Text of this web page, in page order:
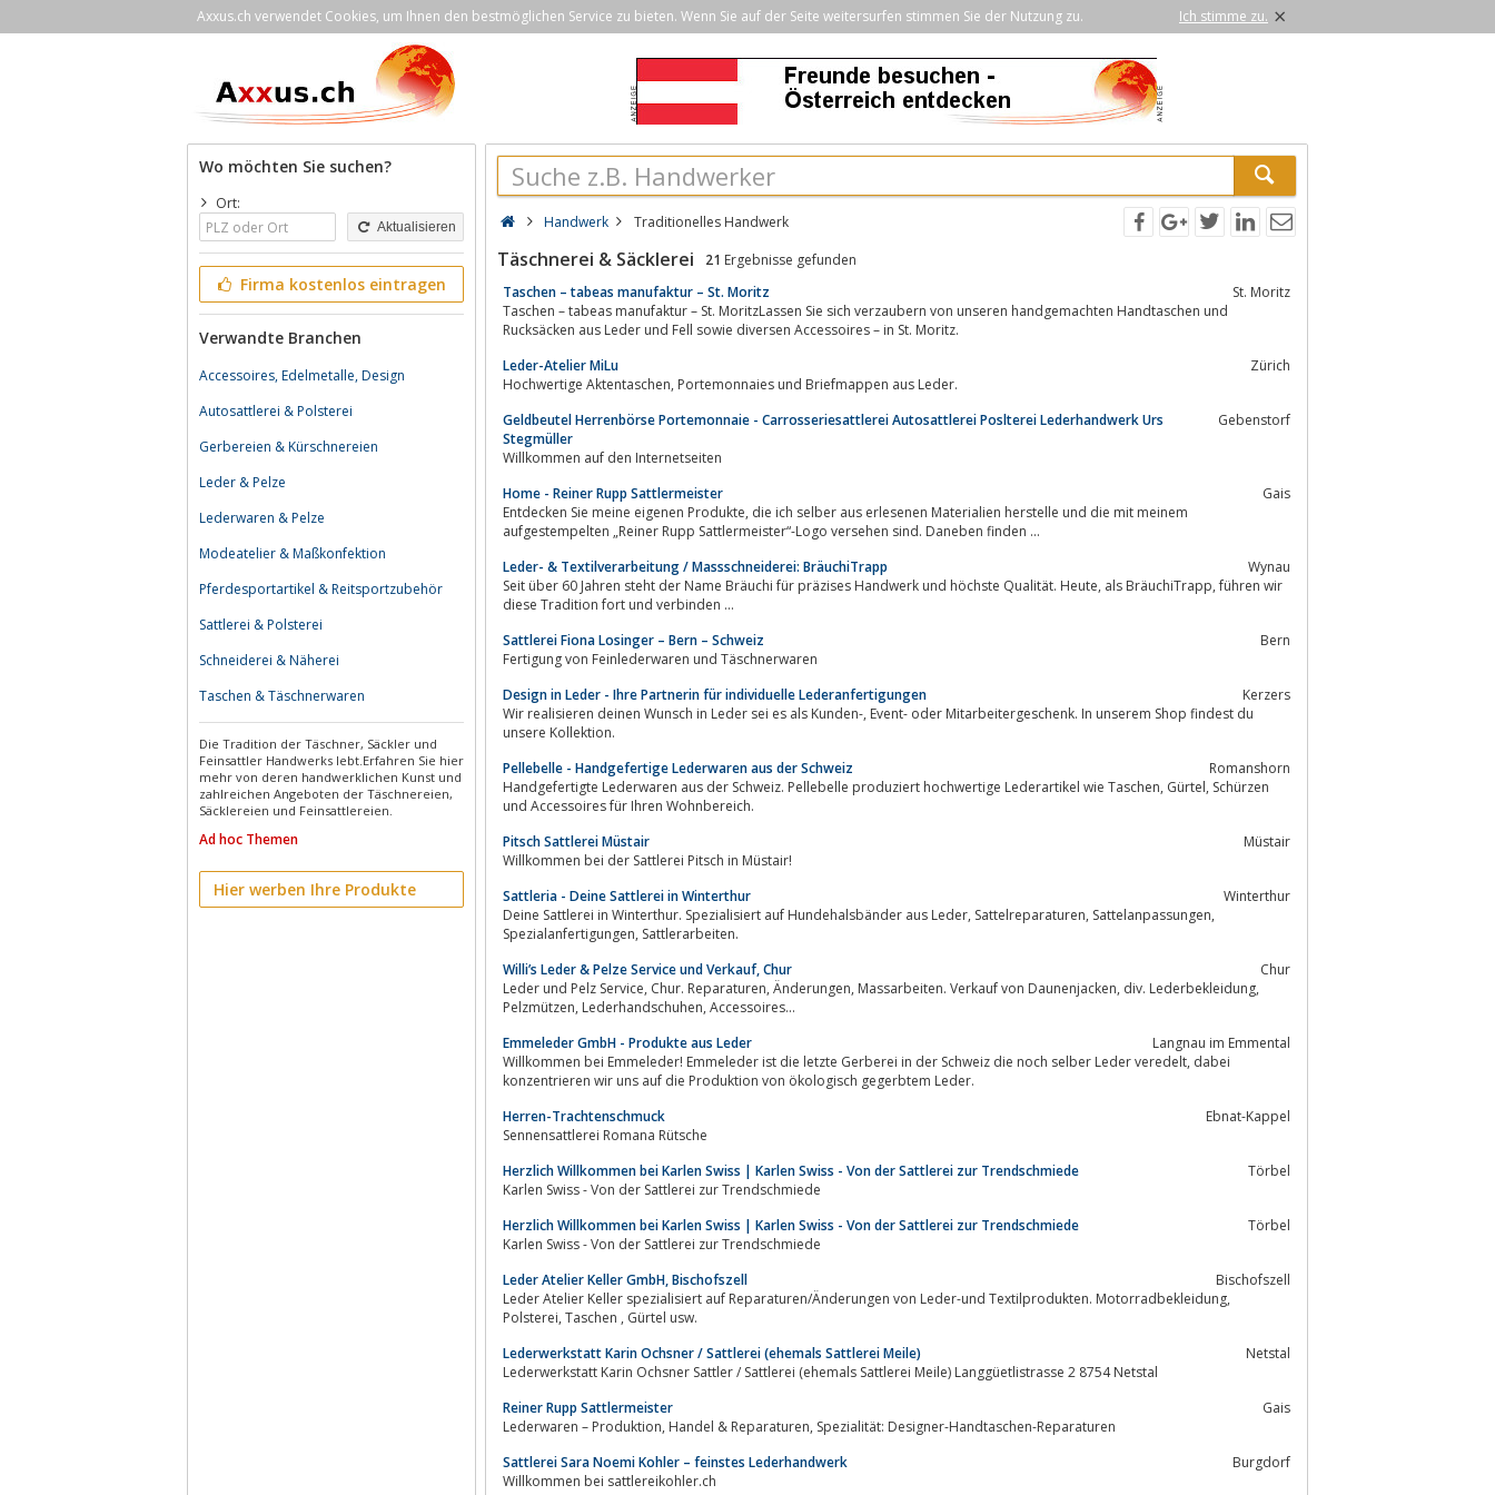
Axxus.ch verwendet Cookies, um Ihnen den bestmöglichen Service zu bieten. Wenn Sie auf der Seite weitersurfen stimmen Sie der Nutzung zu. Ich stimme zu. ×
Wo möchten Sie suchen?
Ort:
Aktualisieren
Firma kostenlos eintragen
Verwandte Branchen
Accessoires, Edelmetalle, Design
Autosattlerei & Polsterei
Gerbereien & Kürschnereien
Leder & Pelze
Lederwaren & Pelze
Modeatelier & Maßkonfektion
Pferdesportartikel & Reitsportzubehör
Sattlerei & Polsterei
Schneiderei & Näherei
Taschen & Täschnerwaren
Die Tradition der Täschner, Säckler und
Feinsattler Handwerks lebt.Erfahren Sie hier
mehr von deren handwerklichen Kunst und
zahlreichen Angeboten der Täschnereien,
Säcklereien und Feinsattlereien.
Ad hoc Themen
Hier werben Ihre Produkte
Handwerk Traditionelles Handwerk
Täschnerei & Säcklerei 21 Ergebnisse gefunden
Taschen – tabeas manufaktur – St. Moritz
St. Moritz
Taschen – tabeas manufaktur – St. MoritzLassen Sie sich verzaubern von unseren handgemachten Handtaschen und
Rucksäcken aus Leder und Fell sowie diversen Accessoires – in St. Moritz.
Leder-Atelier MiLu
Zürich
Hochwertige Aktentaschen, Portemonnaies und Briefmappen aus Leder.
Geldbeutel Herrenbörse Portemonnaie - Carrosseriesattlerei Autosattlerei Poslterei Lederhandwerk Urs
Stegmüller
Gebenstorf
Willkommen auf den Internetseiten
Home - Reiner Rupp Sattlermeister
Gais
Entdecken Sie meine eigenen Produkte, die ich selber aus erlesenen Materialien herstelle und die mit meinem
aufgestempelten „Reiner Rupp Sattlermeister“-Logo versehen sind. Daneben finden ...
Leder- & Textilverarbeitung / Massschneiderei: BräuchiTrapp
Wynau
Seit über 60 Jahren steht der Name Bräuchi für präzises Handwerk und höchste Qualität. Heute, als BräuchiTrapp, führen wir
diese Tradition fort und verbinden ...
Sattlerei Fiona Losinger – Bern – Schweiz
Bern
Fertigung von Feinlederwaren und Täschnerwaren
Design in Leder - Ihre Partnerin für individuelle Lederanfertigungen
Kerzers
Wir realisieren deinen Wunsch in Leder sei es als Kunden-, Event- oder Mitarbeitergeschenk. In unserem Shop findest du
unsere Kollektion.
Pellebelle - Handgefertige Lederwaren aus der Schweiz
Romanshorn
Handgefertigte Lederwaren aus der Schweiz. Pellebelle produziert hochwertige Lederartikel wie Taschen, Gürtel, Schürzen
und Accessoires für Ihren Wohnbereich.
Pitsch Sattlerei Müstair
Müstair
Willkommen bei der Sattlerei Pitsch in Müstair!
Sattleria - Deine Sattlerei in Winterthur
Winterthur
Deine Sattlerei in Winterthur. Spezialisiert auf Hundehalsbänder aus Leder, Sattelreparaturen, Sattelanpassungen,
Spezialanfertigungen, Sattlerarbeiten.
Willi’s Leder & Pelze Service und Verkauf, Chur
Chur
Leder und Pelz Service, Chur. Reparaturen, Änderungen, Massarbeiten. Verkauf von Daunenjacken, div. Lederbekleidung,
Pelzmützen, Lederhandschuhen, Accessoires...
Emmeleder GmbH - Produkte aus Leder
Langnau im Emmental
Willkommen bei Emmeleder! Emmeleder ist die letzte Gerberei in der Schweiz die noch selber Leder veredelt, dabei
konzentrieren wir uns auf die Produktion von ökologisch gegerbtem Leder.
Herren-Trachtenschmuck
Ebnat-Kappel
Sennensattlerei Romana Rütsche
Herzlich Willkommen bei Karlen Swiss | Karlen Swiss - Von der Sattlerei zur Trendschmiede
Törbel
Karlen Swiss - Von der Sattlerei zur Trendschmiede
Herzlich Willkommen bei Karlen Swiss | Karlen Swiss - Von der Sattlerei zur Trendschmiede
Törbel
Karlen Swiss - Von der Sattlerei zur Trendschmiede
Leder Atelier Keller GmbH, Bischofszell
Bischofszell
Leder Atelier Keller spezialisiert auf Reparaturen/Änderungen von Leder-und Textilprodukten. Motorradbekleidung,
Polsterei, Taschen , Gürtel usw.
Lederwerkstatt Karin Ochsner / Sattlerei (ehemals Sattlerei Meile)
Netstal
Lederwerkstatt Karin Ochsner Sattler / Sattlerei (ehemals Sattlerei Meile) Langgüetlistrasse 2 8754 Netstal
Reiner Rupp Sattlermeister
Gais
Lederwaren – Produktion, Handel & Reparaturen, Spezialität: Designer-Handtaschen-Reparaturen
Sattlerei Sara Noemi Kohler – feinstes Lederhandwerk
Burgdorf
Willkommen bei sattlereikohler.ch